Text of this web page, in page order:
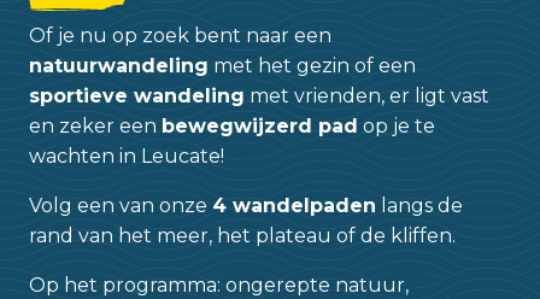
Of je nu op zoek bent naar een
natuurwandeling met het gezin of een
sportieve wandeling met vrienden, er ligt vast
en zeker een bewegwijzerd pad op je te
wachten in Leucate!
Volg een van onze 4 wandelpaden langs de
rand van het meer, het plateau of de kliffen.
Op het programma: ongerepte natuur,